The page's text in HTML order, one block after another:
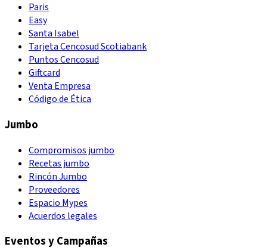
Paris
Easy
Santa Isabel
Tarjeta Cencosud Scotiabank
Puntos Cencosud
Giftcard
Venta Empresa
Código de Ética
Jumbo
Compromisos jumbo
Recetas jumbo
Rincón Jumbo
Proveedores
Espacio Mypes
Acuerdos legales
Eventos y Campañas